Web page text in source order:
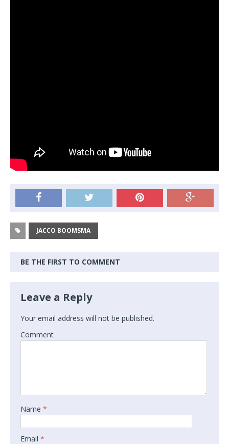
JACCO BOOMSMA
BE THE FIRST TO COMMENT
Leave a Reply
Your email address will not be published.
Comment
Name *
Email *